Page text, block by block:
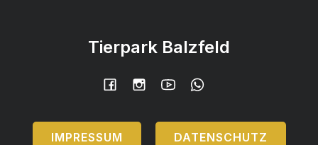
Tierpark Balzfeld
IMPRESSUM DATENSCHUTZ